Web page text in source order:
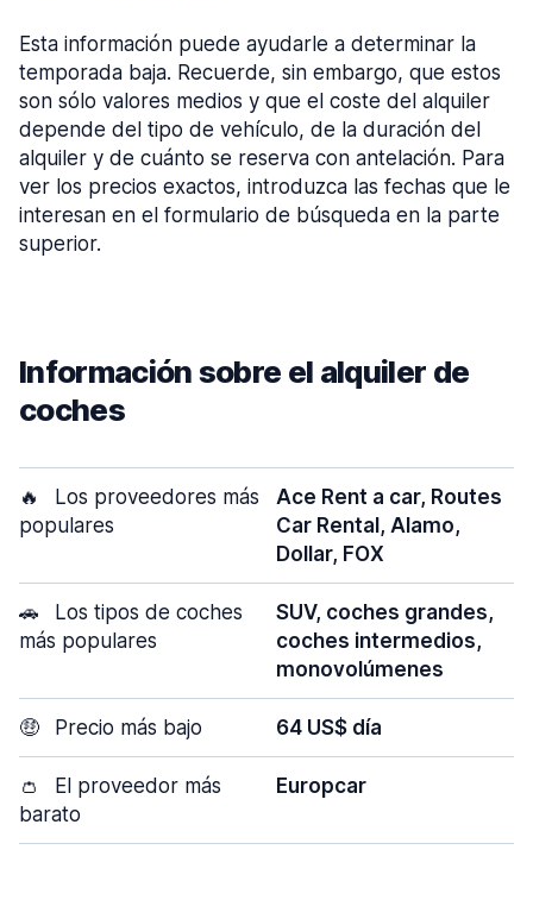
Esta información puede ayudarle a determinar la
temporada baja. Recuerde, sin embargo, que estos
son sólo valores medios y que el coste del alquiler
depende del tipo de vehículo, de la duración del
alquiler y de cuánto se reserva con antelación. Para
ver los precios exactos, introduzca las fechas que le
interesan en el formulario de búsqueda en la parte
superior.
Información sobre el alquiler de
coches
🔥
Los proveedores más
populares
Ace Rent a car, Routes
Car Rental, Alamo,
Dollar, FOX
🚗
Los tipos de coches
más populares
SUV, coches grandes,
coches intermedios,
monovolúmenes
🤑 Precio más bajo 64 US$ día
👛
El proveedor más
barato
Europcar